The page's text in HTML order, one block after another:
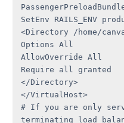
SetEnv RAILS_ENV
<Directory /home/
Options All
AllowOverride All
Require all granted
</Directory>
</VirtualHost>
# If you are only
terminating load